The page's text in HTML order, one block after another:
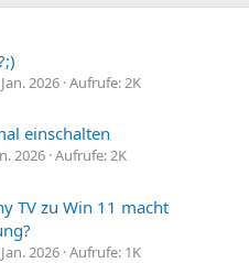
2026 Aufrufe: 2K
einschalten
2026 Aufrufe: 2K
TV zu Win 11 macht
2026 Aufrufe: 1K